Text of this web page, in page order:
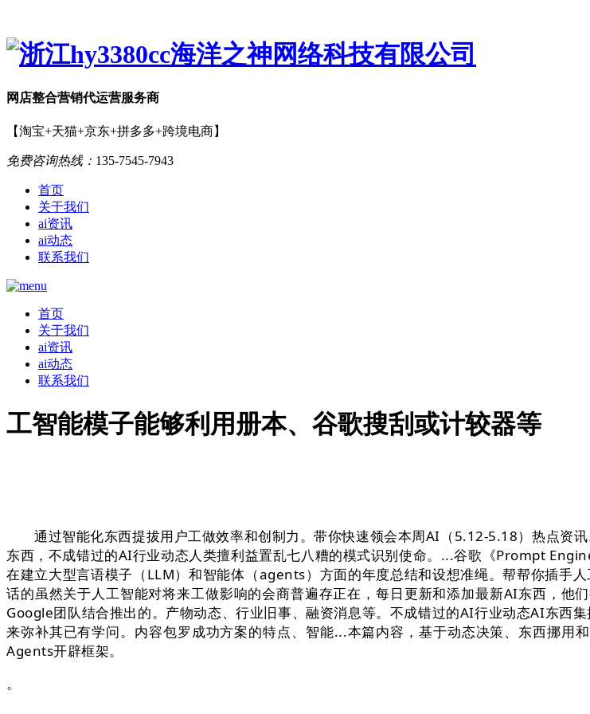
网店整合营销代运营服务商
【淘宝+天猫+京东+拼多多+跨境电商】
免费咨询热线： 135-7545-7943
首页
关于我们
ai资讯
ai动态
联系我们
首页
关于我们
ai资讯
ai动态
联系我们
工智能模子能够利用册本、谷歌搜刮或计较器等
通过智能化东西提拔用户工做效率和创制力。带你快速领会本周AI（5.12-5.18）热点资
东西，不成错过的AI行业动态人类擅利益置乱七八糟的模式识别使命。...谷歌《Prompt
在建立大型言语模子（LLM）和智能体（agents）方面的年度总结和设想准绳。帮帮你插手
话的虽然关于人工智能对将来工做影响的会商普遍存正在，每日更新和添加最新AI东西，
Google团队结合推出的。产物动态、行业旧事、融资消息等。不成错过的AI行业动态AI东西
来弥补其已有学问。内容包罗成功方案的特点、智能...本篇内容，基于动态决策、东西挪
Agents开辟框架。
。